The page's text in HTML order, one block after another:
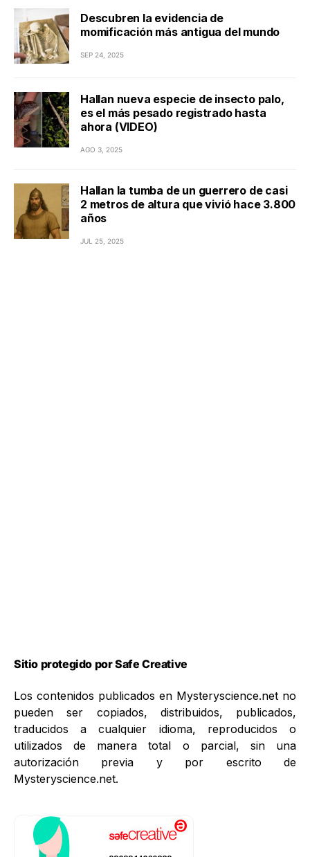
Descubren la evidencia de
momificación más antigua del mundo
SEP 24, 2025
Hallan nueva especie de insecto palo,
es el más pesado registrado hasta
ahora (VIDEO)
AGO 3, 2025
Hallan la tumba de un guerrero de casi
2 metros de altura que vivió hace 3.800
años
JUL 25, 2025
Sitio protegido por Safe Creative
Los contenidos publicados en Mysteryscience.net no
pueden ser copiados, distribuidos, publicados,
traducidos a cualquier idioma, reproducidos o
utilizados de manera total o parcial, sin una
autorización previa y por escrito de
Mysteryscience.net.